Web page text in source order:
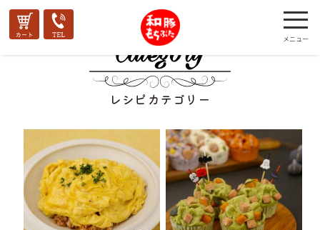
レシピカテゴリー